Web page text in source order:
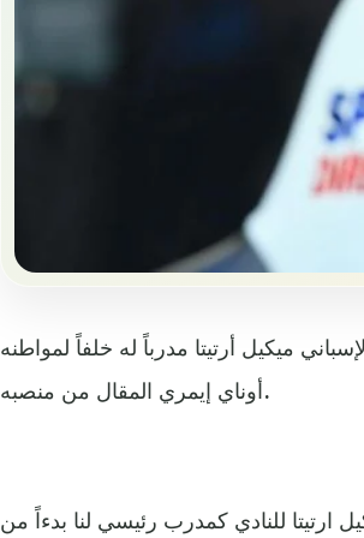
ميكيل أرتيتا مدرباً له خلفاً لمواطنه
أوناي إيمري المقال من منصبه.
ارتيتا للنادي كمدرب رئيسي لنا بدءاً من